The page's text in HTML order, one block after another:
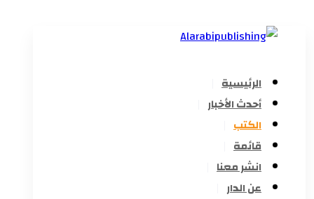
الرئيسية
أحدث الأخبار
الكتب
قائمة
انشر معنا
عن الدار